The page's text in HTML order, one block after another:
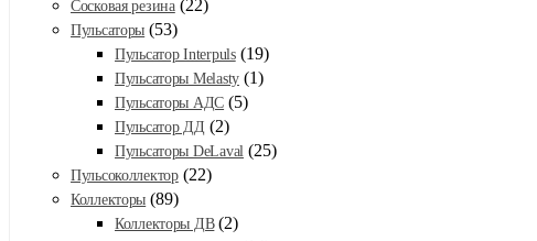
Сосковая резина (22)
Пульсаторы (53)
Пульсатор Interpuls (19)
Пульсаторы Melasty (1)
Пульсаторы АДС (5)
Пульсатор ДД (2)
Пульсаторы DeLaval (25)
Пульсоколлектор (22)
Коллекторы (89)
Коллекторы ДВ (2)